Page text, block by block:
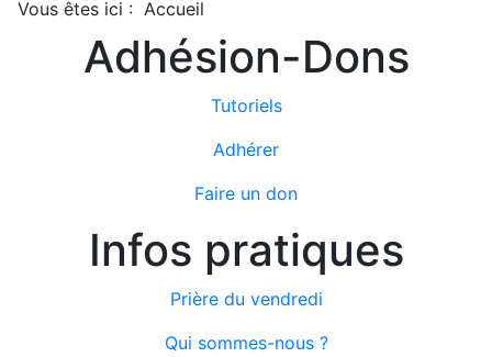
Vous êtes ici : Accueil
Adhésion-Dons
Tutoriels
Adhérer
Faire un don
Infos pratiques
Prière du vendredi
Qui sommes-nous ?